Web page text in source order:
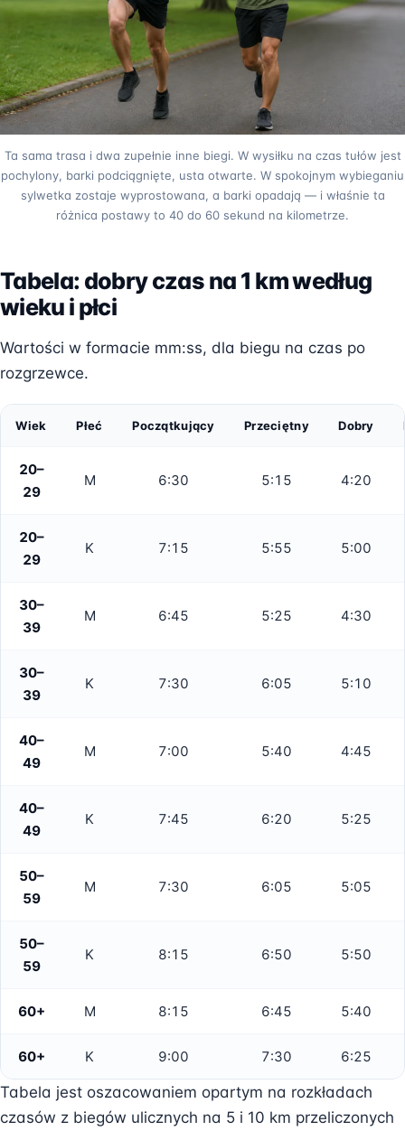
Ta sama trasa i dwa zupełnie inne biegi. W wysiłku na czas tułów jest
pochylony, barki podciągnięte, usta otwarte. W spokojnym wybieganiu
sylwetka zostaje wyprostowana, a barki opadają — i właśnie ta
różnica postawy to 40 do 60 sekund na kilometrze.
Tabela: dobry czas na 1 km według
wieku i płci
Wartości w formacie mm:ss, dla biegu na czas po
rozgrzewce.
Wiek Płeć Początkujący Przeciętny Dobry
20–
29
M 6:30 5:15 4:20
20–
29
K 7:15 5:55 5:00
30–
39
M 6:45 5:25 4:30
30–
39
K 7:30 6:05 5:10
40–
49
M 7:00 5:40 4:45
40–
49
K 7:45 6:20 5:25
50–
59
M 7:30 6:05 5:05
50–
59
K 8:15 6:50 5:50
60+ M 8:15 6:45 5:40
60+ K 9:00 7:30 6:25
Tabela jest oszacowaniem opartym na rozkładach
czasów z biegów ulicznych na 5 i 10 km przeliczonych